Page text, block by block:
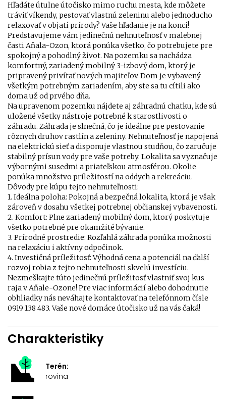
Hľadáte útulne útočisko mimo ruchu mesta, kde môžete
tráviť víkendy, pestovať vlastnú zeleninu alebo jednoducho
relaxovať v objatí prírody? Vaše hľadanie je na konci!
Predstavujeme vám jedinečnú nehnuteľnosť v malebnej
časti Aňala-Ozon, ktorá ponúka všetko, čo potrebujete pre
spokojný a pohodlný život. Na pozemku sa nachádza
komfortný, zariadený mobilný 3-izbový dom, ktorý je
pripravený privítať nových majiteľov. Dom je vybavený
všetkým potrebným zariadením, aby ste sa tu cítili ako
doma už od prvého dňa.
Na upravenom pozemku nájdete aj záhradnú chatku, kde sú
uložené všetky nástroje potrebné k starostlivosti o
záhradu. Záhrada je slnečná, čo je ideálne pre pestovanie
rôznych druhov rastlín a zeleniny. Nehnuteľnosť je napojená
na elektrickú sieť a disponuje vlastnou studňou, čo zaručuje
stabilný prísun vody pre vaše potreby. Lokalita sa vyznačuje
výbornými susedmi a priateľskou atmosférou. Okolie
ponúka množstvo príležitostí na oddych a rekreáciu.
Dôvody pre kúpu tejto nehnuteľnosti:
1. Ideálna poloha: Pokojná a bezpečná lokalita, ktorá je však
zároveň v dosahu všetkej potrebnej občianskej vybavenosti.
2. Komfort: Plne zariadený mobilný dom, ktorý poskytuje
všetko potrebné pre okamžité bývanie.
3. Prírodné prostredie: Rozľahlá záhrada ponúka možnosti
na relaxáciu i aktívny odpočinok.
4. Investičná príležitosť: Výhodná cena a potenciál na ďalší
rozvoj robia z tejto nehnuteľnosti skvelú investíciu.
Nezmeškajte túto jedinečnú príležitosť vlastniť svoj kus
raja v Aňale-Ozone! Pre viac informácií alebo dohodnutie
obhliadky nás neváhajte kontaktovať na telefónnom čísle
0919 138 483. Vaše nové domáce útočisko už na vás čaká!
Charakteristiky
Terén:
rovina